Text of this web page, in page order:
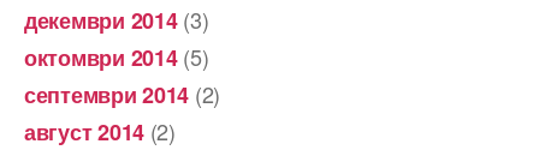
декември 2014(3)
октомври 2014(5)
септември 2014 (2)
август 2014 (2)